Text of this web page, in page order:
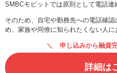
SMBCモビットでは原則として電話連
そのため、自宅や勤務先への電話確
め、家族や同僚に知られたくない人に
申し込みから融資
詳細は